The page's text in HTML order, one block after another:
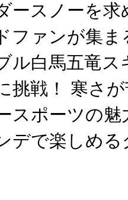
ースノーを求
ファンが集ま
ル白馬五竜
挑戦！ 寒さ
スポーツの
デで楽しめる